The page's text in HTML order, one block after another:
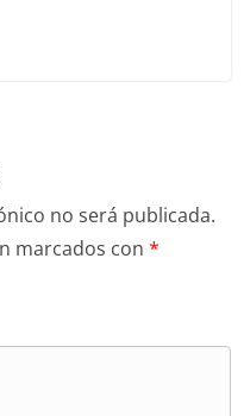
no será publicada.
marcados con *